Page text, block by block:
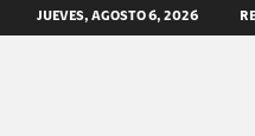
JUEVES, AGOSTO 6, 2026